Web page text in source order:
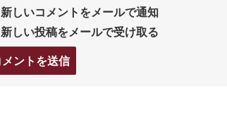
新しいコメントをメールで通知
新しい投稿をメールで受け取る